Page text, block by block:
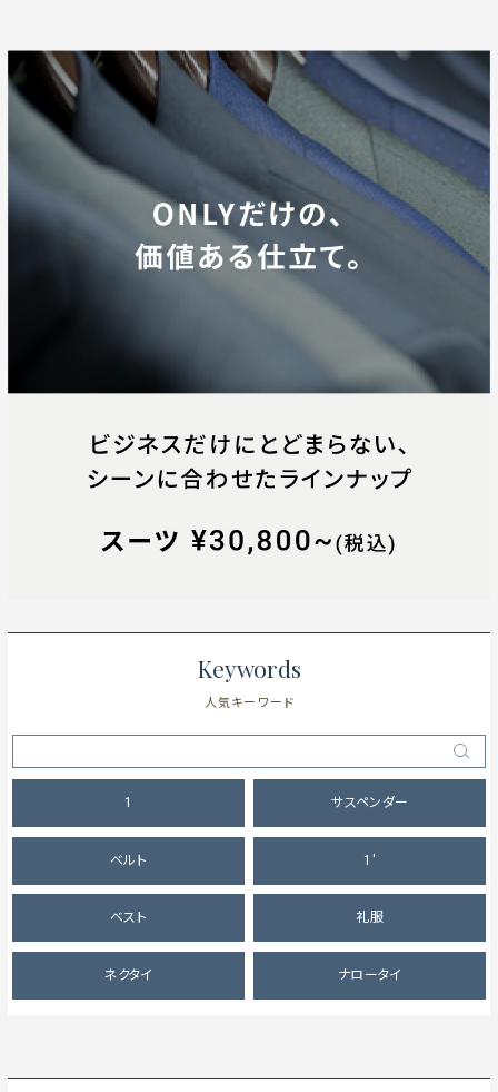
Keywords
人気キーワード
1 サスペンダー
ベルト 1'
ベスト 礼服
ネクタイ ナロータイ